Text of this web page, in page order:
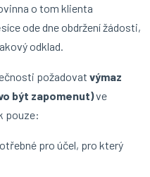
o tom klienta
ode dne obdržení žádosti,
odklad.
požadovat výmaz
být zapomenut)ve
pouze:
pro účel, pro který